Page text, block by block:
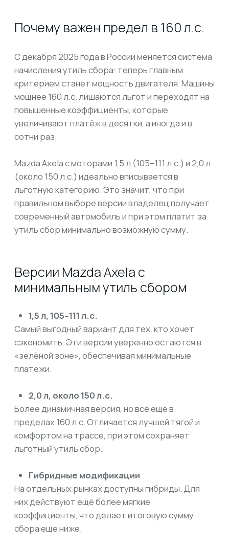
Версии Mazda Axela с
минимальным утиль сбором
1,5 л, 105–111 л.с.
Самый выгодный вариант для тех, кто хочет
сэкономить. Эти версии уверенно остаются в
«зелёной зоне», обеспечивая минимальные
платежи.
2,0 л, около 150 л.с.
пределах 160 л.с. Отличается лучшей тягой и
комфортом на трассе, при этом сохраняет
льготный утиль сбор.
Гибридные модификации
На отдельных рынках доступны гибриды. Для
них действуют ещё более мягкие
коэффициенты, что делает итоговую сумму
сбора еще ниже.
опасаясь потерять льготу.
бюджет
При заказе Mazda Axela через LevCar125 клиент
получает прозрачный расчет итоговой цены.
В нее входят:
● доставка и логистика;
● утиль сбор (в случае Axela до 160 л.с. —
минимальный);
● регистрационные процедуры и подготовка к
эксплуатации.
Преимущество в том, что утиль сбор для таких
версий Axela составляет лишь символическую
а не из дополнительных платежей.
Советы, как добиться
минимального утиль сбора
Выбирайте версию с подходящей